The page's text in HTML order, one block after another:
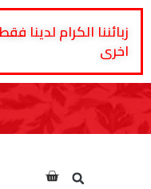
زبائننا الكرام
اخرى